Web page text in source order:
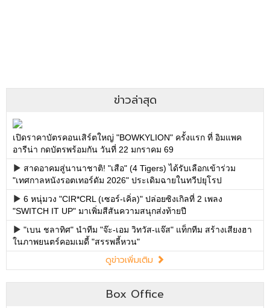
ข่าวล่าสุด
เปิดราคาบัตรคอนเสิร์ตใหญ่ "BOWKYLION" ครั้งแรก ที่ อิมแพค
อารีน่า กดบัตรพร้อมกัน วันที่ 22 มกราคม 69
สาดอาคมสู่นานาชาติ! "เสือ" (4 Tigers) ได้รับเลือกเข้าร่วม
"เทศกาลหนังรอตเทอร์ดัม 2026" ประเดิมฉายในทวีปยุโรป
6 หนุ่มวง "CIR*CRL (เซอร์-เคิ่ล)" ปล่อยซิงเกิลที่ 2 เพลง
"SWITCH IT UP" มาเพิ่มสีสันความสนุกส่งท้ายปี
"เบน ชลาทิศ" นำทีม "จ๊ะ-เอม วิทวัส-แจ๊ส" แท็กทีม สร้างเสียงฮา
ในภาพยนตร์คอมเมดี้ "สรรพลี้หวน"
ดูข่าวเพิ่มเติม
Box Office